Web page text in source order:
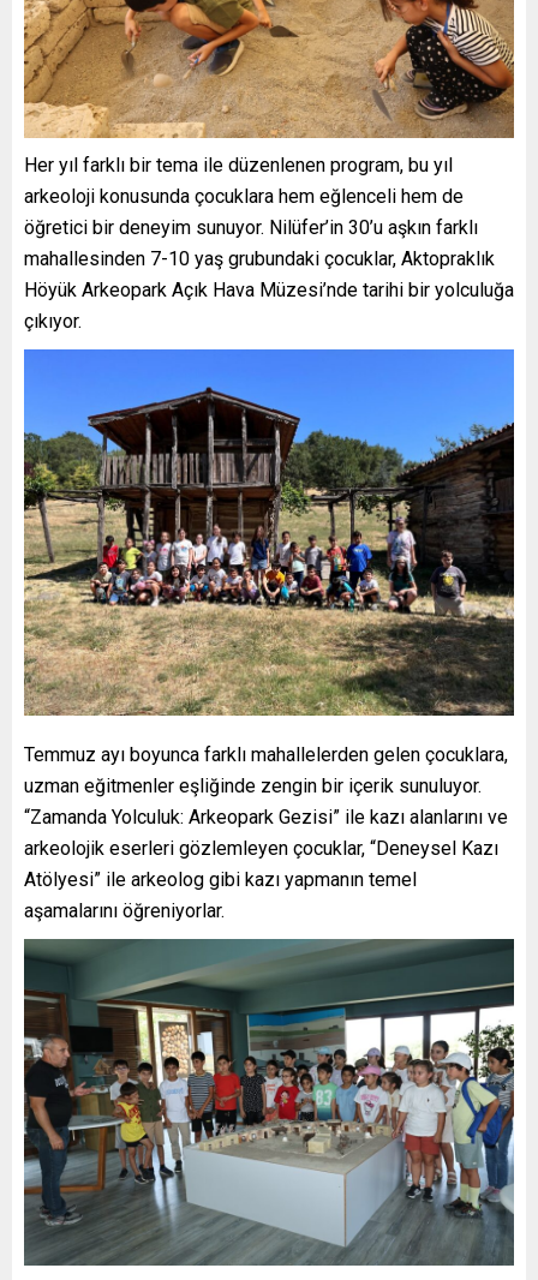
Her yıl farklı bir tema ile düzenlenen program, bu yıl
arkeoloji konusunda çocuklara hem eğlenceli hem de
öğretici bir deneyim sunuyor. Nilüfer’in 30’u aşkın farklı
mahallesinden 7-10 yaş grubundaki çocuklar, Aktopraklık
Höyük Arkeopark Açık Hava Müzesi’nde tarihi bir yolculuğa
çıkıyor.
Temmuz ayı boyunca farklı mahallelerden gelen çocuklara,
uzman eğitmenler eşliğinde zengin bir içerik sunuluyor.
“Zamanda Yolculuk: Arkeopark Gezisi” ile kazı alanlarını ve
arkeolojik eserleri gözlemleyen çocuklar, “Deneysel Kazı
Atölyesi” ile arkeolog gibi kazı yapmanın temel
aşamalarını öğreniyorlar.